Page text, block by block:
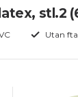
stl.2
Utan